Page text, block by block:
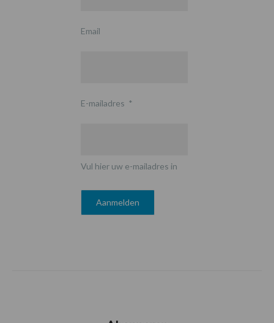
Email
E-mailadres *
Vul hier uw e-mailadres in